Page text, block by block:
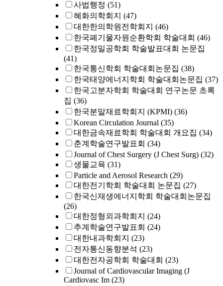
사법행정 (51)
혜화의학회지 (47)
대한한의학원전학회지 (46)
한국폐기물자원순환학회 학술대회 (46)
한국정밀공학회 학술발표대회 논문집
(41)
한국통신학회 학술대회논문집 (38)
한국태양에너지학회 학술대회논문집 (37)
한국고분자학회 학술대회 연구논문 초록
집 (36)
한국분말재료학회지 (KPMI) (36)
Korean Circulation Journal (35)
대한금속재료학회 학술대회 개요집 (34)
춘계학술연구발표회 (34)
Journal of Chest Surgery (J Chest Surg) (32)
생물교육 (31)
Particle and Aerosol Research (29)
대한전기학회 학술대회 논문집 (27)
한국신재생에너지학회 학술대회논문집
(26)
대한정형외과학회지 (24)
추계학술연구발표회 (24)
대한내과학회지 (23)
전자통신동향분석 (23)
대한전자공학회 학술대회 (23)
Journal of Cardiovascular Imaging (J
Cardiovasc Im (23)